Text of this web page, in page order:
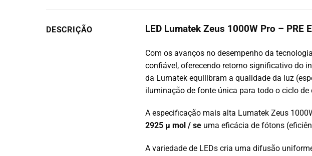
DESCRIÇÃO LED Lumatek Zeus 1000W Pro – PRE
Com os avanços no desempenho da
confiável, oferecendo retorno significativo do
da Lumatek equilibram a qualidade da luz
iluminação de fonte única para todo o ciclo
A especificação mais alta Lumatek Zeus
2925 µmol / se uma eficácia de fótons
A variedade de LEDs cria uma difusão